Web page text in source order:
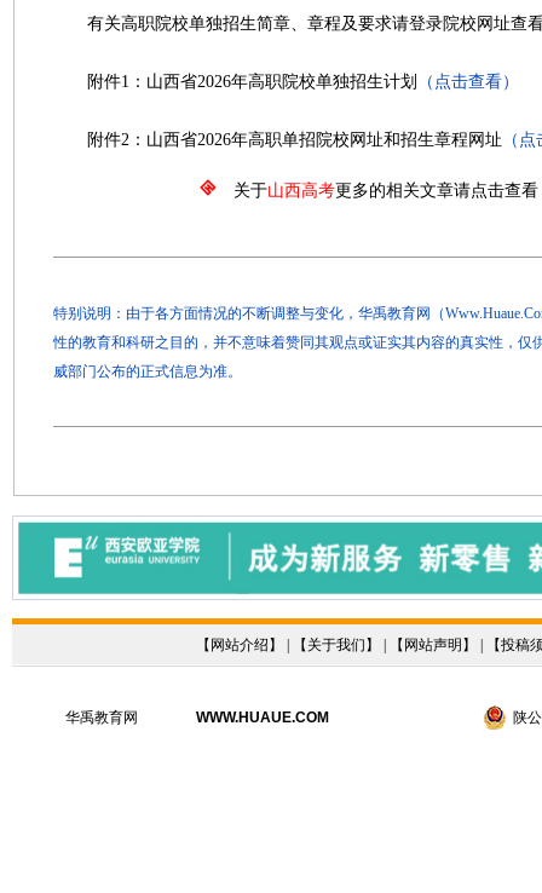
有关高职院校单独招生简章、章程及要求请登录院校网址查
附件1：山西省2026年高职院校单独招生计划 （点击查看）
附件2：山西省2026年高职单招院校网址和招生章程网址 （
关于山西高考更多的相关文章请点击查看
特别说明：由于各方面情况的不断调整与变化，华禹教育网（
性的教育和科研之目的，并不意味着赞同其观点或证实其内容的真实性，仅
威部门公布的正式信息为准。
【 网站介绍 】 | 【 关于我们 】 | 【 网站声明 】 | 【投稿
华禹教育网 WWW.HUAUE.COM 陕